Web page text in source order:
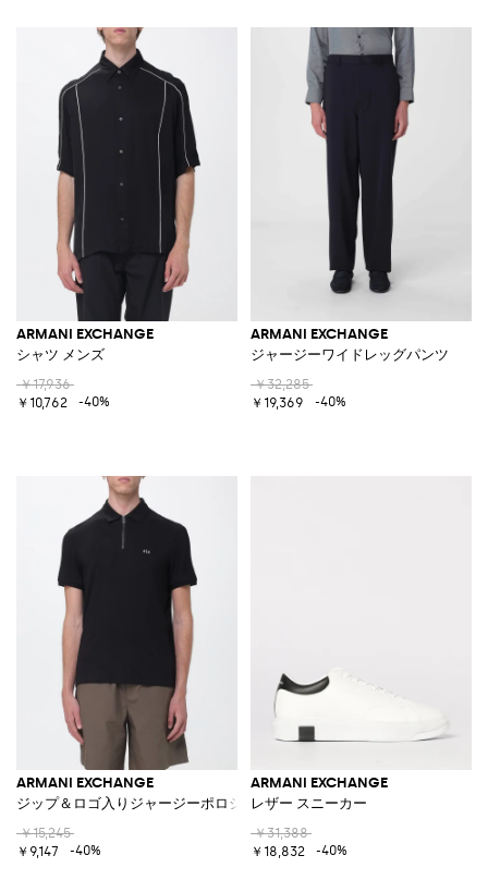
ARMANI EXCHANGE
シャツ メンズ
￥17,936
￥10,762
-40%
ARMANI EXCHANGE
ジャージーワイドレッグパンツ
￥32,285
￥19,369
-40%
ARMANI EXCHANGE
ジップ＆ロゴ入りジャージーポロシャツ
￥15,245
￥9,147
-40%
ARMANI EXCHANGE
レザー スニーカー
￥31,388
￥18,832
-40%